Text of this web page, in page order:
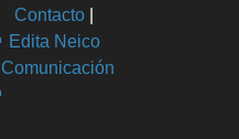
Contacto
Edita Neico
Comunicación